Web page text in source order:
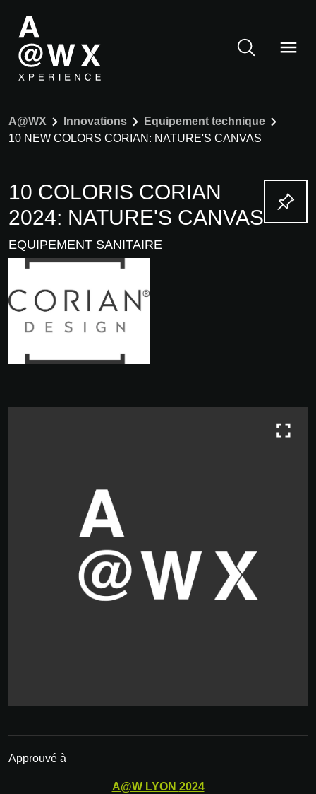
A@WX Innovations
Equipement technique
10 NEW COLORS CORIAN: NATURE'S CANVAS
10 COLORIS CORIAN
2024: NATURE'S CANVAS
EQUIPEMENT SANITAIRE
Approuvé à
A@W LYON 2024